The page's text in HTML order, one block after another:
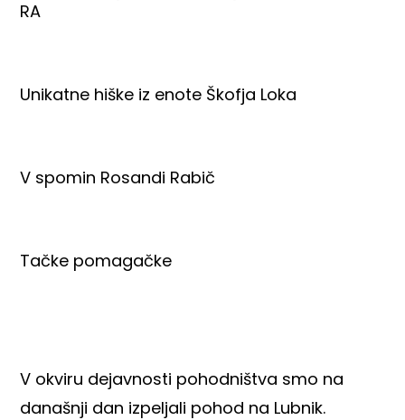
RA
Unikatne hiške iz enote Škofja Loka
V spomin Rosandi Rabič
Tačke pomagačke
V okviru dejavnosti pohodništva smo na
današnji dan izpeljali pohod na Lubnik.